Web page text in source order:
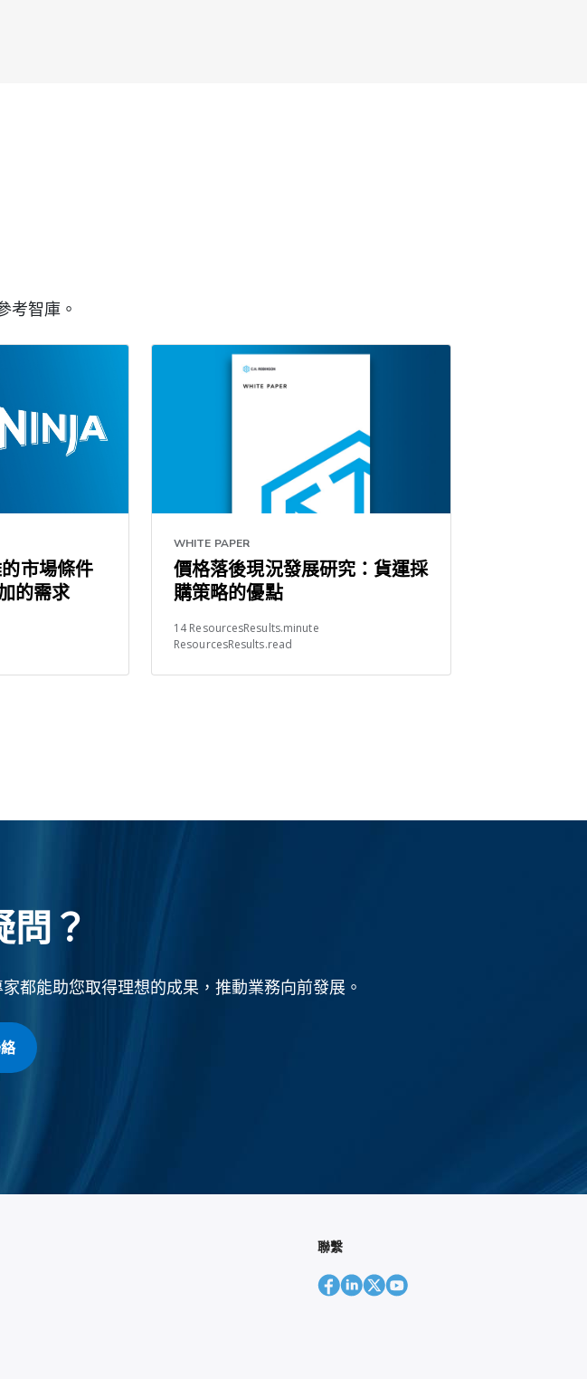
考智庫。
市場條件
的需求
WHITE PAPER
價格落後現況發展研究：貨運採
購策略的優點
14 ResourcesResults.minute
ResourcesResults.read
問？
都能助您取得理想的成果，推動業務向前發展。
聯繫